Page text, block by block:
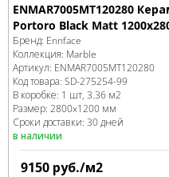
ENMAR7005MT120280
Portoro Black Matt
Бренд: Ennface
Коллекция: Marble
Артикул: ENMAR7005MT120280
Код товара: SD-275254-99
В коробке: 1 шт, 3.36 м2
Размер: 2800x1200 мм
Сроки доставки: 30 дней
в наличии
9150 руб./м2